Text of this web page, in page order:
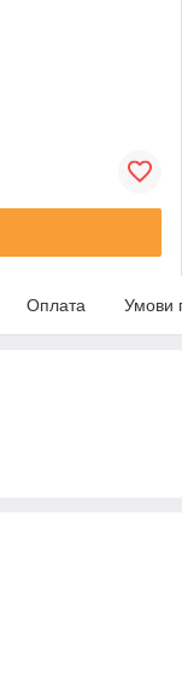
Оплата Умови